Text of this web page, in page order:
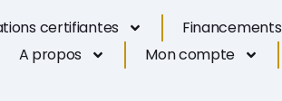
certifiantes Financements
A propos
Mon compte